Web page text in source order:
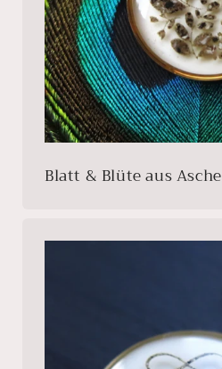
Blatt & Blüte aus Asche